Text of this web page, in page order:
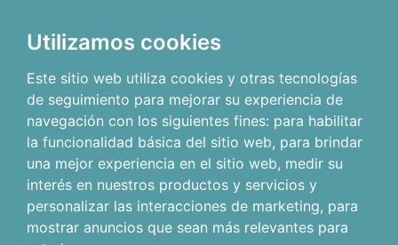
Utilizamos cookies
Este sitio web utiliza cookies y otras tecnologías
de seguimiento para mejorar su experiencia de
navegación con los siguientes fines: para habilitar
la funcionalidad básica del sitio web, para brindar
una mejor experiencia en el sitio web, medir su
interés en nuestros productos y servicios y
personalizar las interacciones de marketing, para
mostrar anuncios que sean más relevantes para